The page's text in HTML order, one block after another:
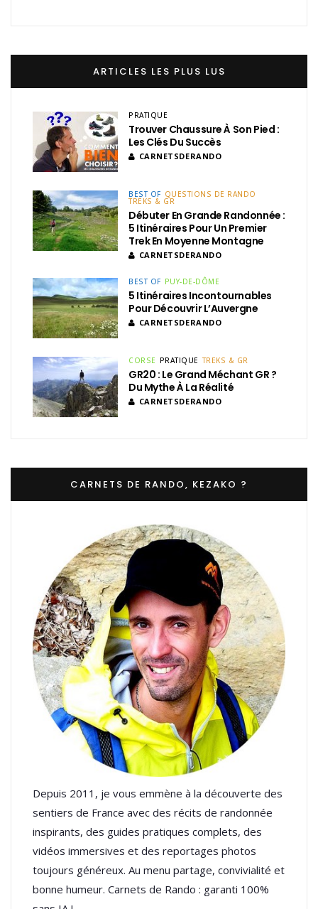
ARTICLES LES PLUS LUS
PRATIQUE
Trouver Chaussure À Son Pied :
Les Clés Du Succès
CARNETSDERANDO
BEST OF QUESTIONS DE RANDO
TREKS & GR
Débuter En Grande Randonnée :
5 Itinéraires Pour Un Premier
Trek En Moyenne Montagne
CARNETSDERANDO
BEST OF PUY-DE-DÔME
5 Itinéraires Incontournables
Pour Découvrir L’Auvergne
CARNETSDERANDO
CORSE PRATIQUE TREKS & GR
GR20 : Le Grand Méchant GR ?
Du Mythe À La Réalité
CARNETSDERANDO
CARNETS DE RANDO, KEZAKO ?
Depuis 2011, je vous emmène à la découverte des
sentiers de France avec des récits de randonnée
inspirants, des guides pratiques complets, des
vidéos immersives et des reportages photos
toujours généreux. Au menu partage, convivialité et
bonne humeur. Carnets de Rando : garanti 100%